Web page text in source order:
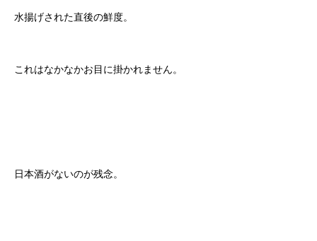
水揚げされた直後の鮮度。
これはなかなかお目に掛かれません。
日本酒がないのが残念。